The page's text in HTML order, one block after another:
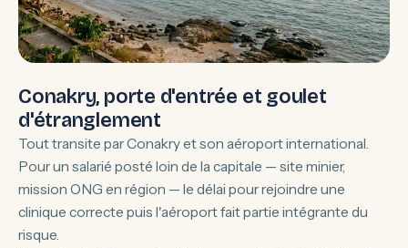
Conakry, porte d'entrée et goulet
d'étranglement
Tout transite par Conakry et son aéroport international.
Pour un salarié posté loin de la capitale — site minier,
mission ONG en région — le délai pour rejoindre une
clinique correcte puis l'aéroport fait partie intégrante du
risque.